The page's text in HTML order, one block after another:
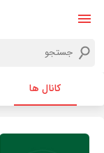
کانال ها